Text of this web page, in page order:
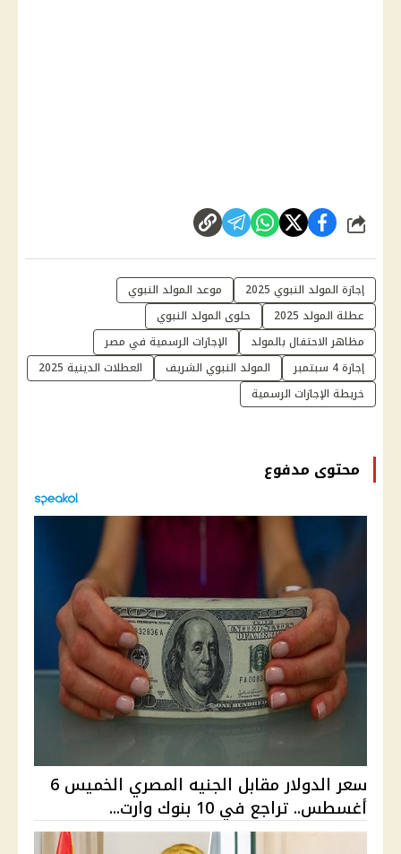
شارك
إجازة المولد النبوي 2025
موعد المولد النبوي
عطلة المولد 2025
حلوى المولد النبوي
مظاهر الاحتفال بالمولد
الإجازات الرسمية في مصر
إجازة 4 سبتمبر
المولد النبوي الشريف
العطلات الدينية 2025
خريطة الإجازات الرسمية
محتوى مدفوع
سعر الدولار مقابل الجنيه المصري الخميس 6
أغسطس.. تراجع في 10 بنوك وارت...